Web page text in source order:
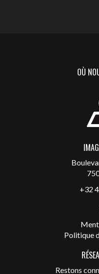
OÙ
+32
Politique
Restons